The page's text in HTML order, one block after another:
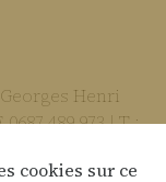
Henri
489 973 | T :
cookies sur ce